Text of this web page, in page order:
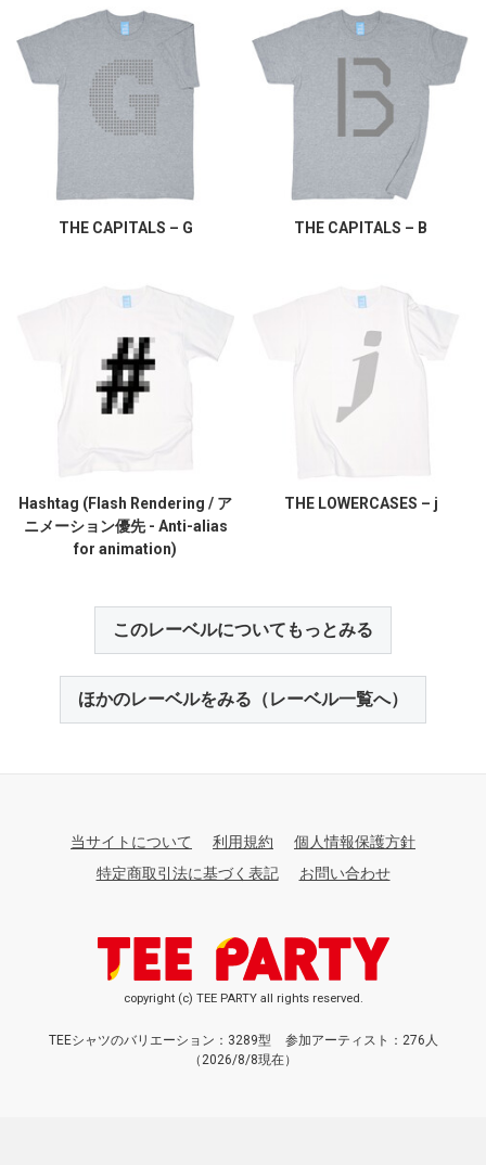
THE CAPITALS – G THE CAPITALS – B
Hashtag (Flash Rendering / ア
ニメーション優先 - Anti-alias
for animation)
THE LOWERCASES – j
このレーベルについてもっとみる
ほかのレーベルをみる（レーベル一覧へ）
当サイトについて 利用規約
個人情報保護方針
特定商取引法に基づく表記
お問い合わせ
copyright (c) TEE PARTY all rights reserved.
TEEシャツのバリエーション：3289型
参加アーティスト：276人
（2026/8/8現在）